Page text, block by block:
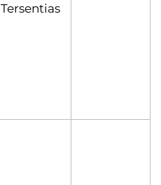
Tersentias